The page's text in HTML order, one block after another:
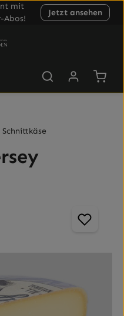
mit
Abos!
Jetzt ansehen
Schnittkäse